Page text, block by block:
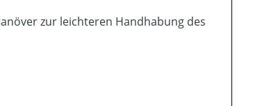
zur leichteren Handhabung des